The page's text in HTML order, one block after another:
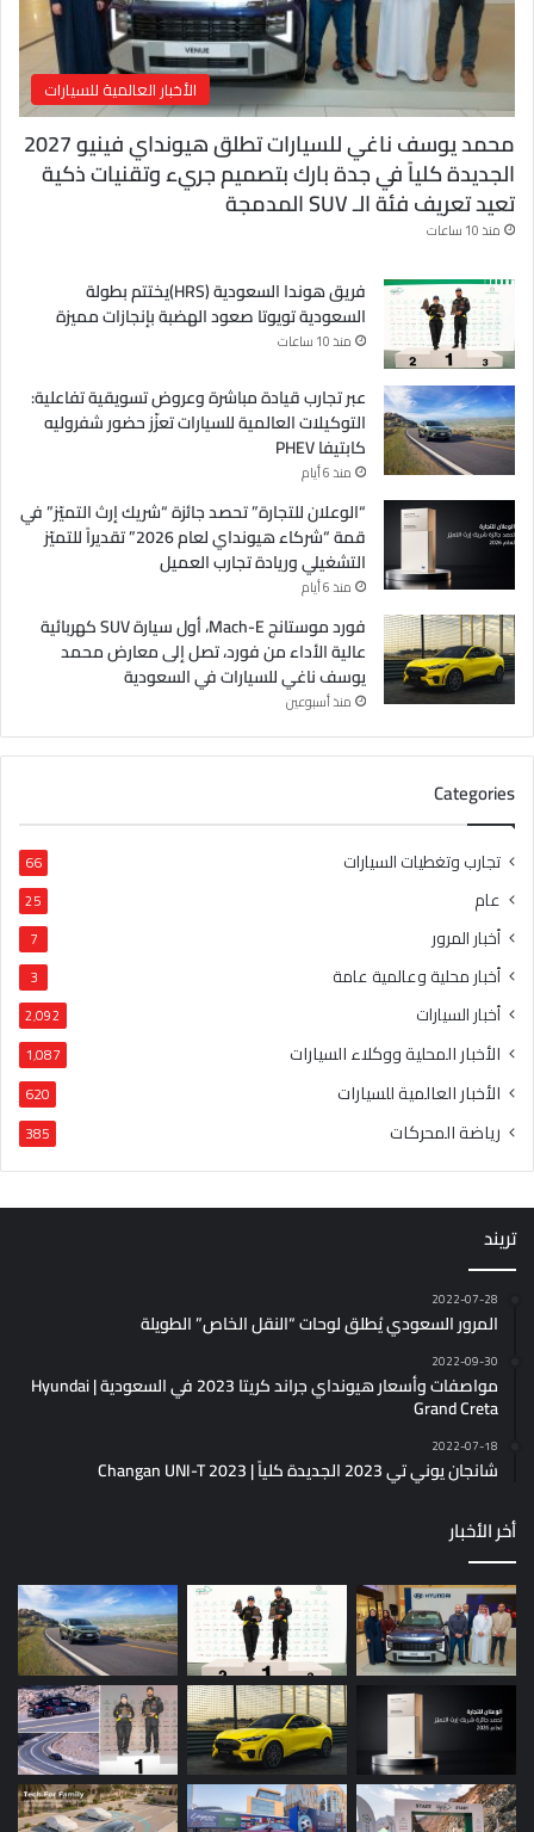
الأخبار العالمية للسيارات
محمد يوسف ناغي للسيارات تطلق هيونداي فينيو 2027
الجديدة كلياً في جدة بارك بتصميم جريء وتقنيات ذكية
تعيد تعريف فئة الـ SUV المدمجة
منذ 10 ساعات
فريق هوندا السعودية (HRS)يختتم بطولة
السعودية تويوتا صعود الهضبة بإنجازات مميزة
منذ 10 ساعات
عبر تجارب قيادة مباشرة وعروض تسويقية تفاعلية:
التوكيلات العالمية للسيارات تعزّز حضور شفروليه
كابتيفا PHEV
منذ 6 أيام
“الوعلان للتجارة” تحصد جائزة “شريك إرث التميّز” في
قمة “شركاء هيونداي لعام 2026” تقديراً للتميّز
التشغيلي وريادة تجارب العميل
منذ 6 أيام
فورد موستانج Mach-E، أول سيارة SUV كهربائية
عالية الأداء من فورد، تصل إلى معارض محمد
يوسف ناغي للسيارات في السعودية
منذ أسبوعين
Categories
تجارب وتغطيات السيارات 66
عام 25
أخبار المرور 7
أخبار محلية وعالمية عامة 3
أخبار السيارات 2٬092
الأخبار المحلية ووكلاء السيارات 1٬087
الأخبار العالمية للسيارات 620
رياضة المحركات 385
تريند
2022-07-28
المرور السعودي يُطلق لوحات “النقل الخاص” الطويلة
2022-09-30
مواصفات وأسعار هيونداي جراند كريتا 2023 في السعودية | Hyundai
Grand Creta
2022-07-18
شانجان يوني تي 2023 الجديدة كلياً | Changan UNI-T 2023
أخر الأخبار